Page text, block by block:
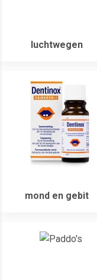
luchtwegen
mond en gebit